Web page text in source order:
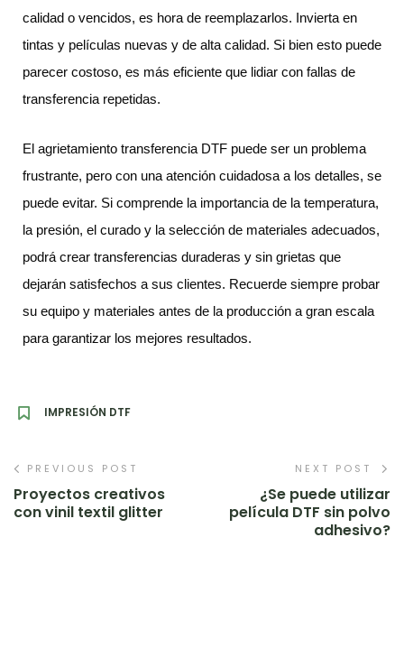
calidad o vencidos, es hora de reemplazarlos. Invierta en
tintas y películas nuevas y de alta calidad. Si bien esto puede
parecer costoso, es más eficiente que lidiar con fallas de
transferencia repetidas.
El agrietamiento transferencia DTF puede ser un problema
frustrante, pero con una atención cuidadosa a los detalles, se
puede evitar. Si comprende la importancia de la temperatura,
la presión, el curado y la selección de materiales adecuados,
podrá crear transferencias duraderas y sin grietas que
dejarán satisfechos a sus clientes. Recuerde siempre probar
su equipo y materiales antes de la producción a gran escala
para garantizar los mejores resultados.
IMPRESIÓN DTF
PREVIOUS POST
Proyectos creativos
con vinil textil glitter
NEXT POST
¿Se puede utilizar
película DTF sin polvo
adhesivo?